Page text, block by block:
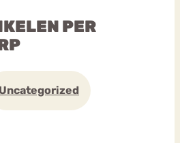
PER
Uncategorized